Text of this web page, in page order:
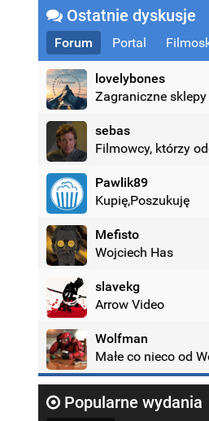
Ostatnie dyskusje
Forum Portal
lovelybones
sebas
Filmowcy, którzy
Pawlik89
Kupię,Poszukuję
Mefisto
Wojciech Has
slavekg
Arrow Video
Wolfman
Małe co nieco od
Popularne wydania